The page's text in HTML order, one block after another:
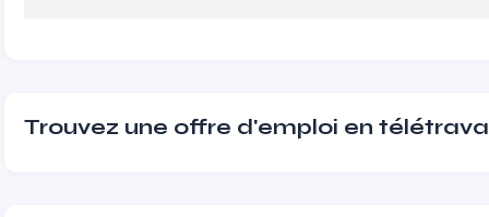
Trouvez une offre d'emploi en